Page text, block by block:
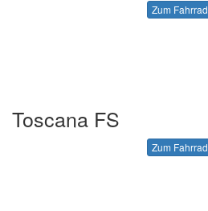
Zum Fahrrad
Toscana FS
Zum Fahrrad